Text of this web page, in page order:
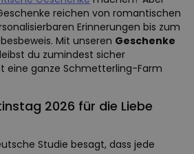
reichen von romantischen
Erinnerungen bis zum
Mit unseren Geschenke
du zumindest sicher
eine ganze Schmetterling-Farm
2026 für die Liebe
Studie besagt, dass jede